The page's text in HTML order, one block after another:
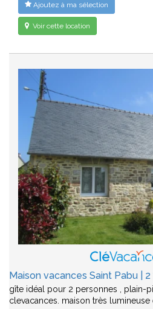
Ajoutez à ma sélection
Voir cette location
Maison vacances Saint Pabu | 2
gîte idéal pour 2 personnes , plain-
clevacances. maison très lumineuse